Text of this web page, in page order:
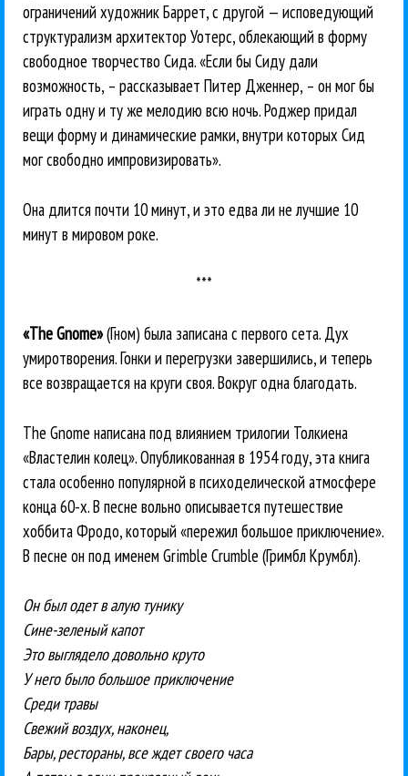
ограничений художник Баррет, с другой — исповедующий
структурализм архитектор Уотерс, облекающий в форму
свободное творчество Сида. «Если бы Сиду дали
возможность, – рассказывает Питер Дженнер, – он мог бы
играть одну и ту же мелодию всю ночь. Роджер придал
вещи форму и динамические рамки, внутри которых Сид
мог свободно импровизировать».
Она длится почти 10 минут, и это едва ли не лучшие 10
минут в мировом роке.
***
«The Gnome»(Гном) была записана с первого сета. Дух
умиротворения. Гонки и перегрузки завершились, и теперь
все возвращается на круги своя. Вокруг одна благодать.
Тhе Gnome написана под влиянием трилогии Толкиена
«Властелин колец». Опубликованная в 1954 году, эта книга
стала особенно популярной в психоделической атмосфере
конца 60-х. В песне вольно описывается путешествие
хоббита Фродо, который «пережил большое приключение».
В песне он под именем Grimble Crumble (Гримбл Крумбл).
Он был одет в алую тунику
Сине-зеленый капот
Это выглядело довольно круто
У него было большое приключение
Среди травы
Свежий воздух, наконец,
Бары, рестораны, все ждет своего часа